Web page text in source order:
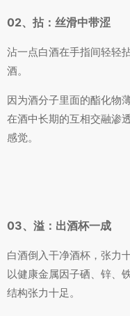
02、拈：丝滑中带涩
沾一点白酒在手指间轻轻
酒。
因为酒分子里面的酯化物
在酒中长期的互相交融渗
感觉。
03、溢：出酒杯一成
白酒倒入干净酒杯，张力
以健康金属因子硒、锌、
结构张力十足。